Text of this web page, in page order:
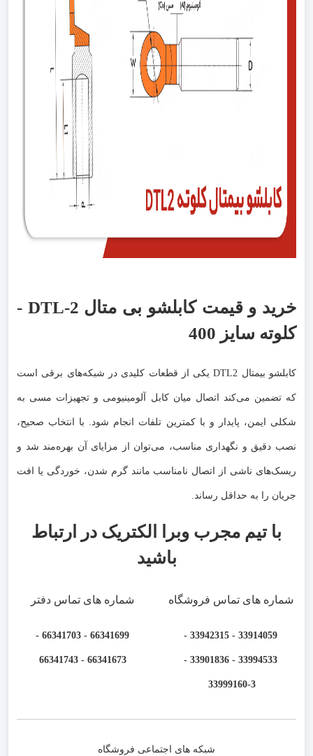
خرید و قیمت کابلشو بی متال DTL-2 -
کلوته سایز 400
کابلشو بیمتال DTL2 یکی از قطعات کلیدی در شبکه‌های برقی است
که تضمین می‌کند اتصال میان کابل آلومینیومی و تجهیزات مسی به
شکلی ایمن، پایدار و با کمترین تلفات انجام شود. با انتخاب صحیح،
نصب دقیق و نگهداری مناسب، می‌توان از مزایای آن بهره‌مند شد و
ریسک‌های ناشی از اتصال نامناسب مانند گرم شدن، خوردگی یا افت
جریان را به حداقل رساند.
با تیم مجرب وبرا الکتریک در ارتباط
باشید
شماره های تماس فروشگاه
33914059 - 33942315 -
33994533 - 33901836 -
33999160-3 ​
شماره های تماس دفتر
66341699 - 66341703 -
66341673 - 66341743
شبکه های اجتماعی فروشگاه